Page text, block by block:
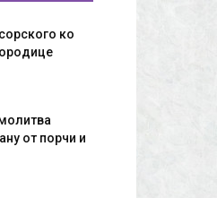
ко
от порчи и